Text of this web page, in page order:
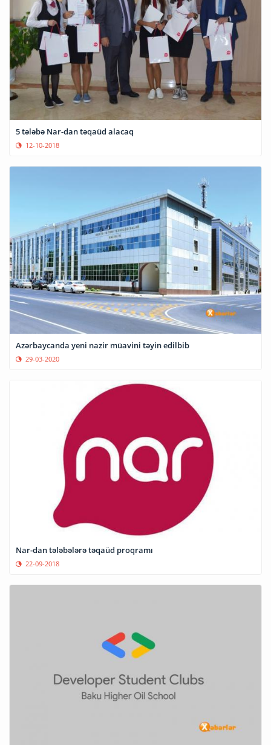
5 tələbə Nar-dan təqaüd alacaq
12-10-2018
Azərbaycanda yeni nazir müavini təyin edilbib
29-03-2020
Nar-dan tələbələrə təqaüd proqramı
22-09-2018